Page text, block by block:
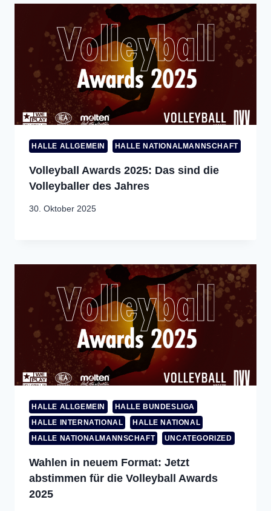
HALLE ALLGEMEIN HALLE NATIONALMANNSCHAFT
Volleyball Awards 2025: Das sind die
Volleyballer des Jahres
30. Oktober 2025
HALLE ALLGEMEIN
HALLE BUNDESLIGA
HALLE INTERNATIONAL
HALLE NATIONAL
HALLE NATIONALMANNSCHAFT
UNCATEGORIZED
Wahlen in neuem Format: Jetzt
abstimmen für die Volleyball Awards
2025